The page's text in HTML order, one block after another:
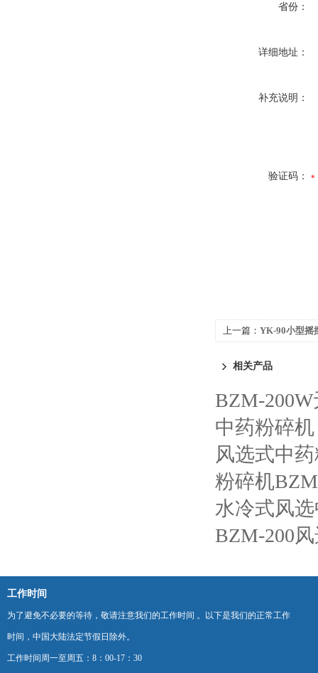
省份：
详细地址：
补充说明：
验证码：
上一篇： YK-90小型摇
相关产品
BZM-
中药粉碎机
风选式中
粉碎机
水冷式风
BZM-200
工作时间
为了避免不必要的等待，敬请注意我们的工作时间 。以下是我们的正常工作
时间，中国大陆法定节假日除外。
工作时间周一至周五：8：00-17：30